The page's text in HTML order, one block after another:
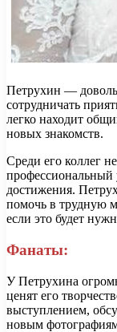
Петрухин —
сотрудничать
легко находит
новых знакомств.
Среди его коллег
профессиональный
достижения.
помочь в трудную
если это будет
Фанаты:
У Петрухина
ценят его
выступлением,
новым